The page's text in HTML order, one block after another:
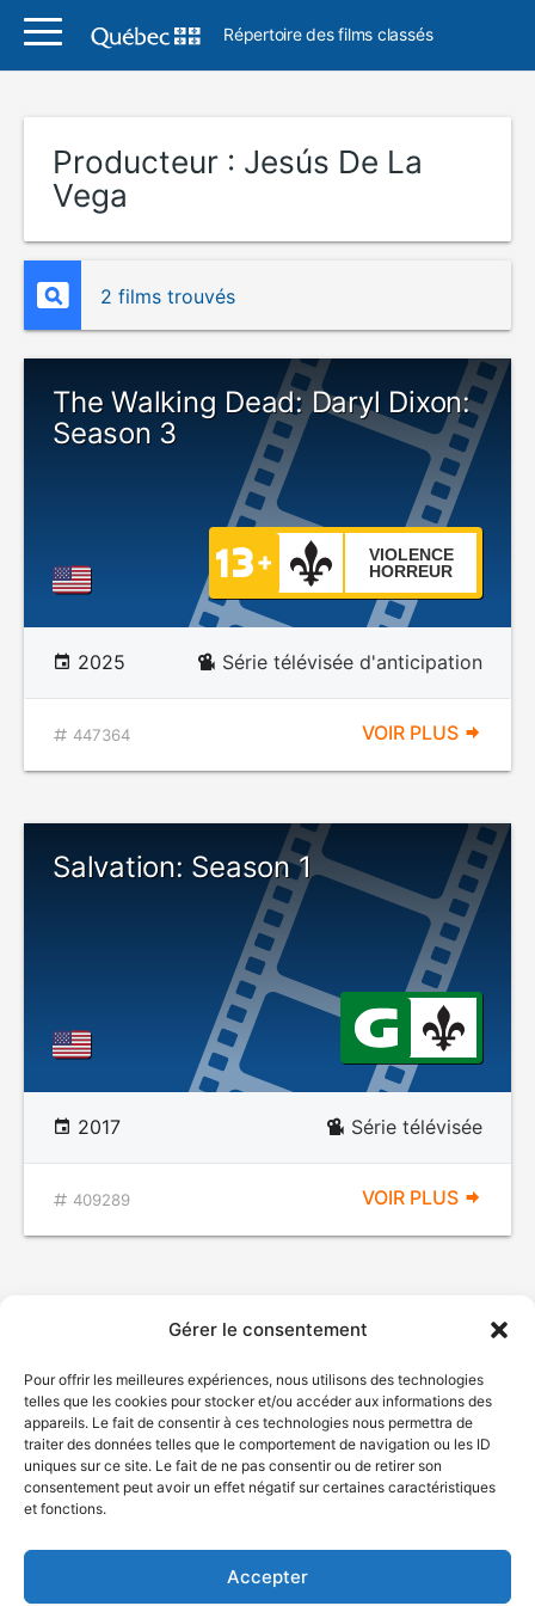
Gérer le consentement
Pour offrir les meilleures expériences, nous utilisons des technologies
telles que les cookies pour stocker et/ou accéder aux informations des
appareils. Le fait de consentir à ces technologies nous permettra de
traiter des données telles que le comportement de navigation ou les ID
uniques sur ce site. Le fait de ne pas consentir ou de retirer son
consentement peut avoir un effet négatif sur certaines caractéristiques
et fonctions.
Accepter
Répertoire des films classés
Producteur : Jesús De La
Vega
2 films trouvés
The Walking Dead: Daryl Dixon:
Season 3
VIOLENCE
HORREUR
2025 Série télévisée d'anticipation
447364 VOIR PLUS
Salvation: Season 1
2017 Série télévisée
409289 VOIR PLUS
© Gouvernement du Québec, 2026
Plan du site
Accessibilité